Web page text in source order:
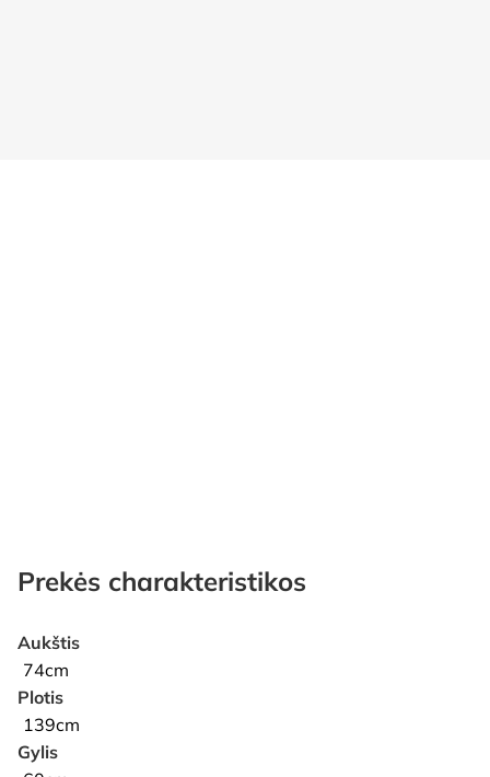
Prekės charakteristikos
Aukštis
74cm
Plotis
139cm
Gylis